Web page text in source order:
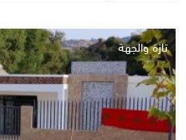
تازة والجهة